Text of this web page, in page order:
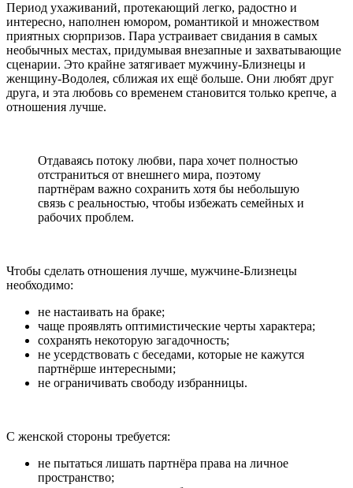
Период ухаживаний, протекающий легко, радостно и
интересно, наполнен юмором, романтикой и множеством
приятных сюрпризов. Пара устраивает свидания в самых
необычных местах, придумывая внезапные и захватывающие
сценарии. Это крайне затягивает мужчину-Близнецы и
женщину-Водолея, сближая их ещё больше. Они любят друг
друга, и эта любовь со временем становится только крепче, а
отношения лучше.
Отдаваясь потоку любви, пара хочет полностью
отстраниться от внешнего мира, поэтому
партнёрам важно сохранить хотя бы небольшую
связь с реальностью, чтобы избежать семейных и
рабочих проблем.
Чтобы сделать отношения лучше, мужчине-Близнецы
необходимо:
не настаивать на браке;
чаще проявлять оптимистические черты характера;
сохранять некоторую загадочность;
не усердствовать с беседами, которые не кажутся
партнёрше интересными;
не ограничивать свободу избранницы.
С женской стороны требуется:
не пытаться лишать партнёра права на личное
пространство;